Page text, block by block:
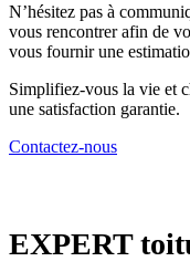
N’hésitez pas à
vous rencontrer afin de
vous fournir une
Simplifiez-vous la vie et
une satisfaction garantie.
Contactez-nous
EXPERT